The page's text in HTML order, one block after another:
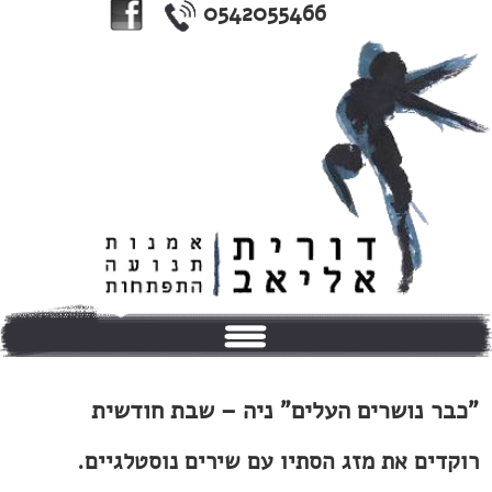
0542055466
טיפולים
"כבר נושרים העלים" ניה – שבת חודשית
רוקדים את מזג הסתיו עם שירים נוסטלגיים.